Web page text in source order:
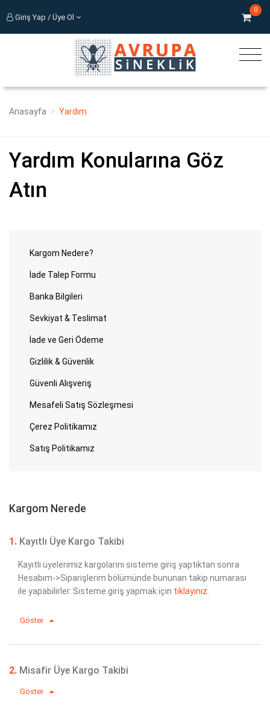
Giriş Yap / Üye Ol
0
Anasayfa Yardım
Yardım Konularına Göz
Atın
Kargom Nedere?
İade Talep Formu
Banka Bilgileri
Sevkiyat & Teslimat
İade ve Geri Ödeme
Gizlilik & Güvenlik
Güvenli Alışveriş
Mesafeli Satış Sözleşmesi
Çerez Politikamız
Satış Politikamız
Kargom Nerede
1. Kayıtlı Üye Kargo Takibi
Kayıtlı üyelerimiz kargolarını sisteme giriş yaptıktan sonra
Hesabım->Siparişlerim bölümünde bununan takip numarası
ile yapabilirler. Sisteme giriş yapmak için tıklayınız.
Göster
2. Misafir Üye Kargo Takibi
Göster